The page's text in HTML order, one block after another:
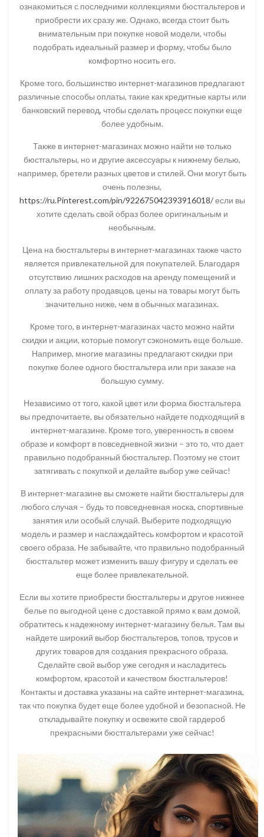
ознакомиться с последними коллекциями бюстгальтеров и
приобрести их сразу же. Однако, всегда стоит быть
внимательным при покупке новой модели, чтобы
подобрать идеальный размер и форму, чтобы было
комфортно носить его.
Кроме того, большинство интернет-магазинов предлагают
различные способы оплаты, такие как кредитные карты или
банковский перевод, чтобы сделать процесс покупки еще
более удобным.
Также в интернет-магазинах можно найти не только
бюстгальтеры, но и другие аксессуары к нижнему белью,
например, бретели разных цветов и стилей. Они могут быть
очень полезны,
https://ru.Pinterest.com/pin/922675042393916018/если вы
хотите сделать свой образ более оригинальным и
необычным.
Цена на бюстгальтеры в интернет-магазинах также часто
является привлекательной для покупателей. Благодаря
отсутствию лишних расходов на аренду помещений и
оплату за работу продавцов, цены на товары могут быть
значительно ниже, чем в обычных магазинах.
Кроме того, в интернет-магазинах часто можно найти
скидки и акции, которые помогут сэкономить еще больше.
Например, многие магазины предлагают скидки при
покупке более одного бюстгальтера или при заказе на
большую сумму.
Независимо от того, какой цвет или форма бюстгальтера
вы предпочитаете, вы обязательно найдете подходящий в
интернет-магазине. Кроме того, уверенность в своем
образе и комфорт в повседневной жизни – это то, что дает
правильно подобранный бюстгальтер. Поэтому не стоит
затягивать с покупкой и делайте выбор уже сейчас!
В интернет-магазине вы сможете найти бюстгальтеры для
любого случая – будь то повседневная носка, спортивные
занятия или особый случай. Выберите подходящую
модель и размер и наслаждайтесь комфортом и красотой
своего образа. Не забывайте, что правильно подобранный
бюстгальтер может изменить вашу фигуру и сделать ее
еще более привлекательной.
Если вы хотите приобрести бюстгальтеры и другое нижнее
белье по выгодной цене с доставкой прямо к вам домой,
обратитесь к надежному интернет-магазину белья. Там вы
найдете широкий выбор бюстгальтеров, топов, трусов и
других товаров для создания прекрасного образа.
Сделайте свой выбор уже сегодня и насладитесь
комфортом, красотой и качеством бюстгальтеров!
Контакты и доставка указаны на сайте интернет-магазина,
так что покупка будет еще более удобной и безопасной. Не
откладывайте покупку и освежите свой гардероб
прекрасными бюстгальтерами уже сейчас!